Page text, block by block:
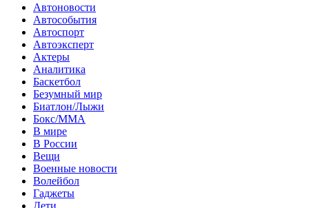
Автоновости
Автособытия
Автоспорт
Автоэксперт
Актеры
Аналитика
Баскетбол
Безумный мир
Биатлон/Лыжи
Бокс/MMA
В мире
В России
Вещи
Военные новости
Волейбол
Гаджеты
Дети